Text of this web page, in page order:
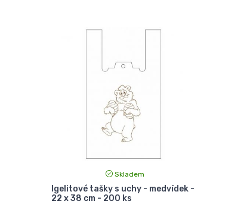
Skladem
Igelitové tašky s uchy - medvídek -
22 x 38 cm - 200 ks